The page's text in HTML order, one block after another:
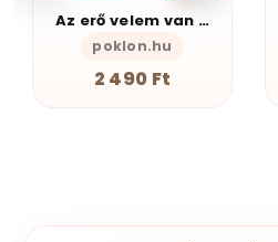
Az erő velem van - Bögre
poklon.hu
2 490 Ft